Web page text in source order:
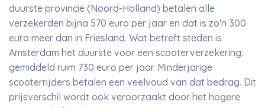
duurste provincie (Noord-Holland) betalen alle
verzekerden bijna 570 euro per jaar en dat is zo'n 300
euro meer dan in Friesland. Wat betreft steden is
Amsterdam het duurste voor een scooterverzekering:
gemiddeld ruim 730 euro per jaar. Minderjarige
scooterrijders betalen een veelvoud van dat bedrag. Dit
prijsverschil wordt ook veroorzaakt door het hogere